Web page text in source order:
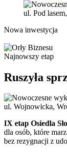
ul. Pod
Nowa inwestycja
Najnowszy etap
Ruszyła
ul. Wojnowicka,
IX etap Osiedla
dla osób, które
bez rezygnacji z